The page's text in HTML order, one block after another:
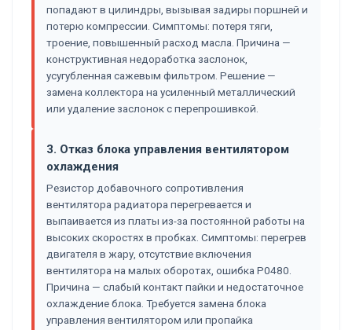
попадают в цилиндры, вызывая задиры поршней и
потерю компрессии. Симптомы: потеря тяги,
троение, повышенный расход масла. Причина —
конструктивная недоработка заслонок,
усугубленная сажевым фильтром. Решение —
замена коллектора на усиленный металлический
или удаление заслонок с перепрошивкой.
3. Отказ блока управления вентилятором
охлаждения
Резистор добавочного сопротивления
вентилятора радиатора перегревается и
выпаивается из платы из-за постоянной работы на
высоких скоростях в пробках. Симптомы: перегрев
двигателя в жару, отсутствие включения
вентилятора на малых оборотах, ошибка P0480.
Причина — слабый контакт пайки и недостаточное
охлаждение блока. Требуется замена блока
управления вентилятором или пропайка